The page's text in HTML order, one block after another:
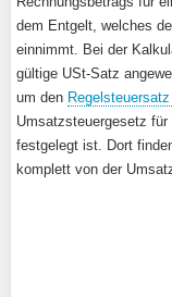
dem Entgelt, welches
einnimmt. Bei der
gültige USt-Satz
um den
Umsatzsteuergesetz
festgelegt ist. Dort
komplett von der